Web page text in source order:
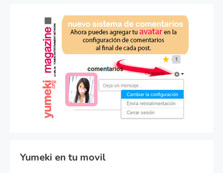
Yumeki en tu movil